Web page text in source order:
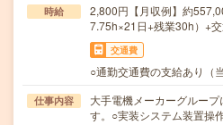
時給
2,800円【月収例】約
7.75h×21日+残業30h）+
交通費
○通勤交通費の支給あり（
仕事内容
大手電機メーカーグルー
す。○実装システム装置操